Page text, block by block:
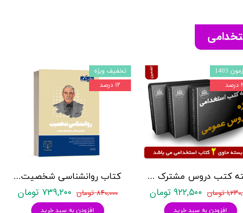
کتاب روانشناسی شخصیت نشر روان آموز زهرا ساعدی
۸۴۰,۰۰۰ تومان ۷۳۹,۲۰۰ تومان
افزودن به سبد خرید
تخفیف ویژه
۱۲ درصد
بسته کتب دروس مشترک عمومی اختصاصی آزمون استخدامی آموزش و پرورش نشر چهارخونه
تومان ۹۲۲,۵۰۰ تومان
افزودن به سبد خرید
1403